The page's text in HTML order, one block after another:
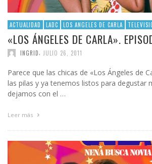
ACTUALIDAD LADC LOS ANGELES DE CARLA
«LOS ÁNGELES DE CARLA».
INGRID JULIO 26, 2011
Parece que las chicas de «Los Ángeles de
las pilas y ya tenemos listos para degustar
dejamos con el …
Leer más